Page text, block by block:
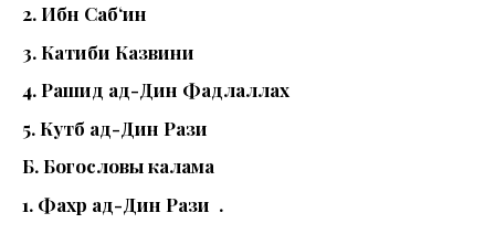
2. Ибн Саб‘ин
3. Катиби Казвини
4. Рашид ад-Дин Фадлаллах
5. Кутб ад-Дин Рази
Б. Богословы калама
1. Фахр ад-Дин Рази .